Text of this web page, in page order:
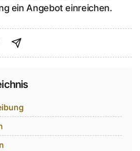
ein Angebot einreichen.
teilen
teilen
Link teilen
shareViaEmail